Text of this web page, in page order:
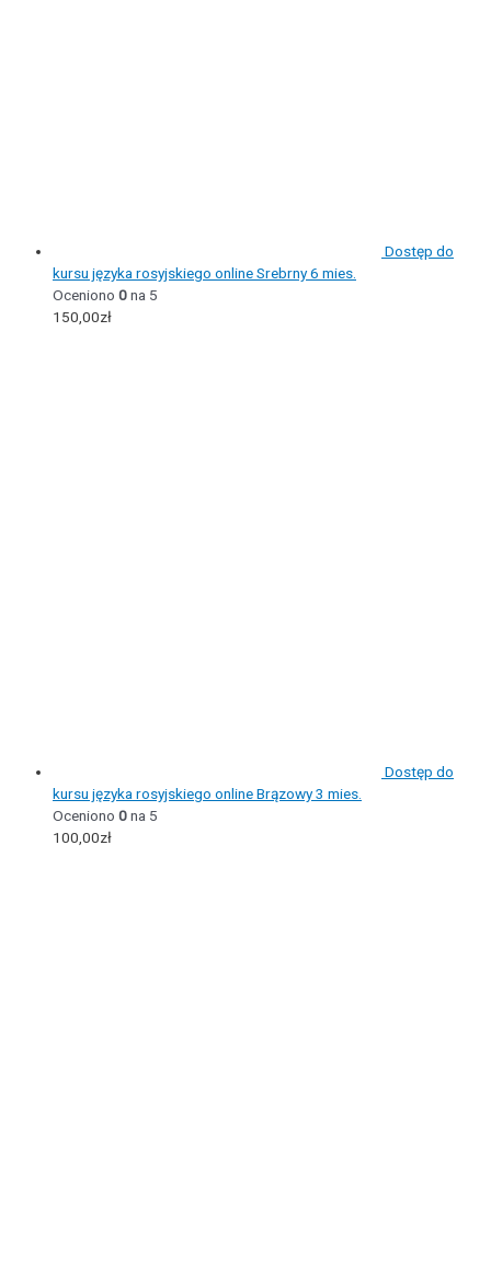
Dostęp do
kursu języka rosyjskiego online Srebrny 6 mies.
Oceniono 0na 5
150,00zł
Dostęp do
kursu języka rosyjskiego online Brązowy 3 mies.
Oceniono 0na 5
100,00zł